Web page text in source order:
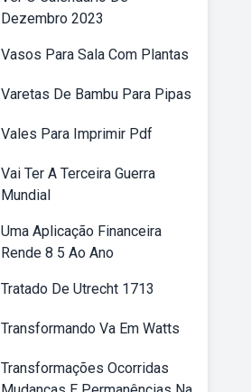
Dezembro 2023
Vasos Para Sala Com Plantas
Varetas De Bambu Para Pipas
Vales Para Imprimir Pdf
Vai Ter A Terceira Guerra
Mundial
Uma Aplicação Financeira
Rende 8 5 Ao Ano
Tratado De Utrecht 1713
Transformando Va Em Watts
Transformações Ocorridas